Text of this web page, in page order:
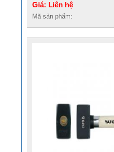
Giá: Liên hệ
Mã sản phẩm: